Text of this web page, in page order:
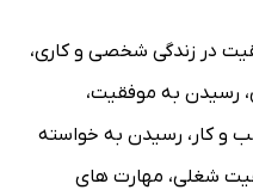
در زندگی شخصی و کاری،
، رسیدن به موفقیت،
و کار ، رسیدن به خواسته
شغلی، مهارت های